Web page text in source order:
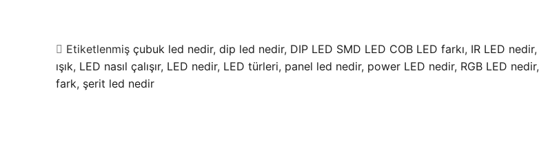
Etiketlenmiş çubuk led nedir, dip led nedir, DIP LED SMD LED COB LED farkı, IR LED nedir,
ışık, LED nasıl çalışır, LED nedir, LED türleri, panel led nedir, power LED nedir, RGB LED nedir,
fark, şerit led nedir